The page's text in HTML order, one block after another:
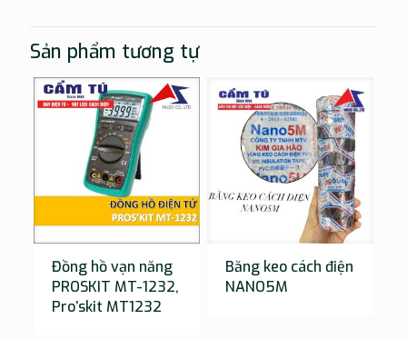
Sản phẩm tương tự
Đồng hồ vạn năng
PROSKIT MT-1232,
Pro’skit MT1232
Băng keo cách điện
NANO5M